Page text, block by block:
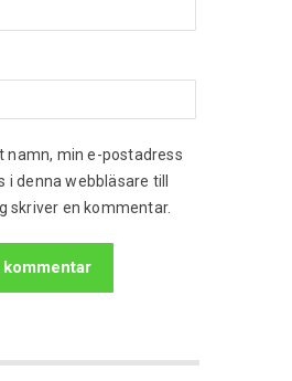
namn, min e-postadress
i denna webbläsare till
skriver en kommentar.